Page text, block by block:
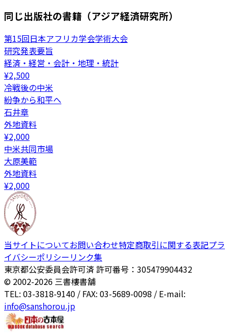
同じ出版社の書籍（アジア経済研究所）
第15回日本アフリカ学会学術大会
研究発表要旨
経済・経営・会計・地理・統計
¥2,500
冷戦後の中米
紛争から和平へ
石井章
外地資料
¥2,000
中米共同市場
大原美範
外地資料
¥2,000
当サイトについてお問い合わせ特定商取引に関する表記プラ
イバシーポリシー リンク集
東京都公安委員会許可済 許可番号：305479904432
© 2002-2026 三書樓書舗
TEL: 03-3818-9140 / FAX: 03-5689-0098 / E-mail:
info@sanshorou.jp